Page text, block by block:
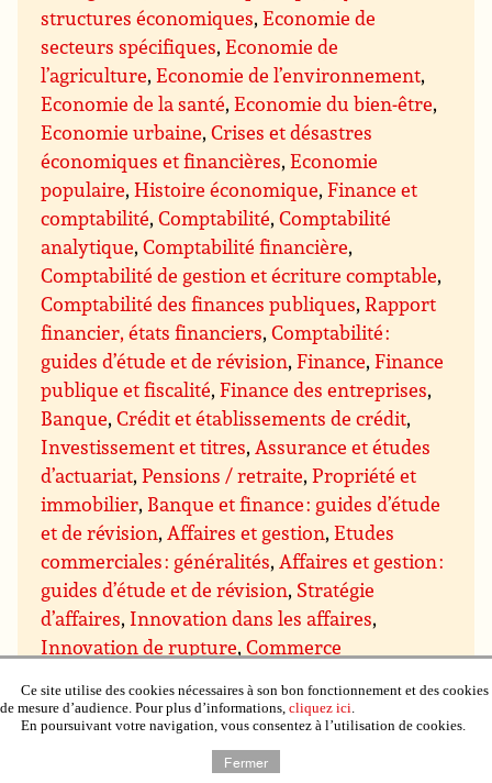
structures économiques,Economie de
secteurs spécifiques,Economie de
l’agriculture,Economie de l’environnement,
Economie de la santé,Economie du bien-être,
Economie urbaine,Crises et désastres
économiques et financières,Economie
populaire,Histoire économique,Finance et
comptabilité,Comptabilité,Comptabilité
analytique,Comptabilité financière,
Comptabilité de gestion et écriture comptable,
Comptabilité des finances publiques,Rapport
financier, états financiers,Comptabilité :
guides d’étude et de révision,Finance,Finance
publique et fiscalité,Finance des entreprises,
Banque,Crédit et établissements de crédit,
Investissement et titres,Assurance et études
d’actuariat,Pensions / retraite,Propriété et
immobilier, Banque et finance : guides d’étude
et de révision,Affaires et gestion,Etudes
commerciales : généralités,Affaires et gestion :
guides d’étude et de révision, Stratégie
d’affaires, Innovation dans les affaires,
Innovation de rupture,Commerce
Concurrence dans les affaires,Ethique dans
les affaires et responsabilité sociale,Esprit
Affaires et environnement ;
Ce site utilise des cookies nécessaires à son bon fonctionnement et des cookies
de mesure d’audience. Pour plus d’informations, cliquez ici.
En poursuivant votre navigation, vous consentez à l’utilisation de cookies.
Fermer